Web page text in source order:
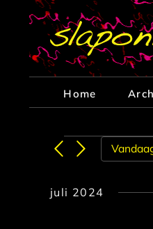
Home
juli 2024